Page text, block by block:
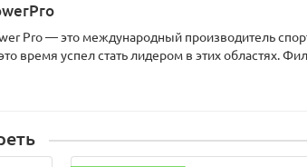
Pro — это международный производитель
время успел стать лидером в этих областях.